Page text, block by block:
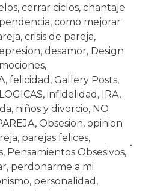
, cerrar ciclos, chantaje
, como mejorar
, crisis de pareja,
, desamor, Design
,
, felicidad , Gallery Posts,
, infidelidad , IRA,
, niños y divorcio, NO
, Obsesion, opinion
, parejas felices,
, Pensamientos Obsesivos,
, perdonarme a mi
, personalidad ,